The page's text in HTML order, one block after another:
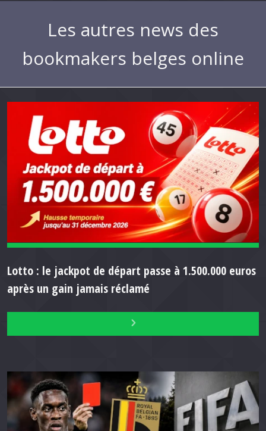
Les autres news des
bookmakers belges online
Lotto : le jackpot de départ passe à 1.500.000 euros
après un gain jamais réclamé